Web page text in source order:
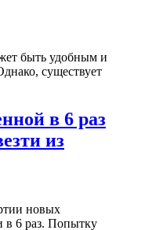
быть удобным и
существует
в 6 раз
из
новых
в 6 раз. Попытку